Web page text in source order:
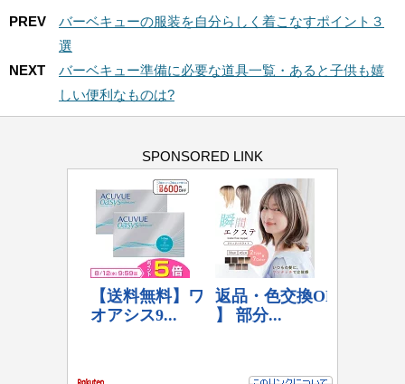
PREV
バーベキューの服装を自分らしく着こなすポイント３
選
NEXT
バーベキュー準備に必要な道具一覧・あると子供も嬉
しい便利なものは?
SPONSORED LINK